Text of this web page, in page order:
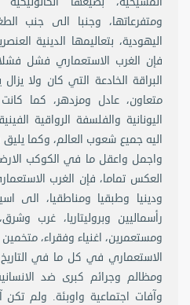
ومتفرعاتها، وجنبا الى جنب
اليهودية، بتعاليمها الدينية
فإن الغرب الاستعماري فشل
البراقة الخادعة التي كان ولا
متعاون، عادل ومزدهر، كما
اليونانية والفلسفة الرواقية
اليه جميع شعوب العالم، وكما
واجمل واعقل ما في الكوكب
العكس تماما، فإن الغرب
ودينيا وطبقيا ومناطقيا، الى
رأسماليين وبروليتاريا، غرب
ومستعمرين، اغنياء وفقراء،
الاستعماري في كل ما في
ومظالم وجرائم كبرى ضد
وآفات اجتماعية واوبئة. ولم